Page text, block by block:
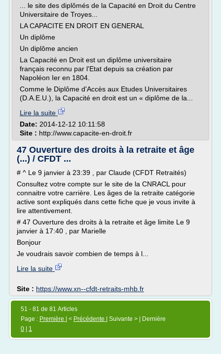
... le site des diplômés de la Capacité en Droit du Centre
Universitaire de Troyes...
LA CAPACITE EN DROIT EN GENERAL
Un diplôme
Un diplôme ancien
La Capacité en Droit est un diplôme universitaire
français reconnu par l'Etat depuis sa création par
Napoléon Ier en 1804.
Comme le Diplôme d'Accès aux Etudes Universitaires
(D.A.E.U.), la Capacité en droit est un « diplôme de la...
Lire la suite
Date: 2014-12-12 10:11:58
Site : http://www.capacite-en-droit.fr
47 Ouverture des droits à la retraite et âge
(...) / CFDT ...
# ^ Le 9 janvier à 23:39 , par Claude (CFDT Retraités)
Consultez votre compte sur le site de la CNRACL pour
connaitre votre carrière. Les âges de la retraite catégorie
active sont expliqués dans cette fiche que je vous invite à
lire attentivement.
# 47 Ouverture des droits à la retraite et âge limite Le 9
janvier à 17:40 , par Marielle
Bonjour
Je voudrais savoir combien de temps à l...
Lire la suite
Site : https://www.xn--cfdt-retraits-mhb.fr
51 - 81 de 81 Articles
Page : Première | < Précédente
| Suivante > | Dernière
0
1